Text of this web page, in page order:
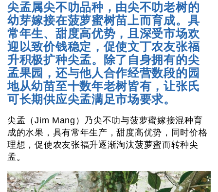
尖孟属尖不叻品种，由尖不叻老树的
幼芽嫁接在菠萝蜜树苗上而育成。具
常年生、甜度高优势，且深受市场欢
迎以致价钱稳定，促使文丁农友张福
升积极扩种尖孟。除了自身拥有的尖
孟果园，还与他人合作经营数段的园
地从幼苗至十数年老树皆有，让张氏
可长期供应尖孟满足市场要求。
尖孟（Jim Mang）乃尖不叻与菠萝蜜嫁接混种育
成的水果，具有常年生产，甜度高优势，同时价格
理想，促使农友张福升逐渐淘汰菠萝蜜而转种尖
孟。